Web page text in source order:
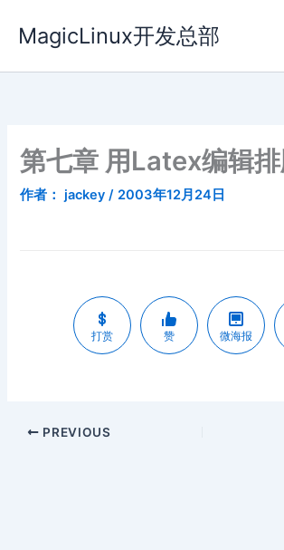
容
MagicLinux开发总部
第七章 用Latex编辑
作者： jackey/ 2003年12月24日
打赏 赞 微海报
PREVIOUS